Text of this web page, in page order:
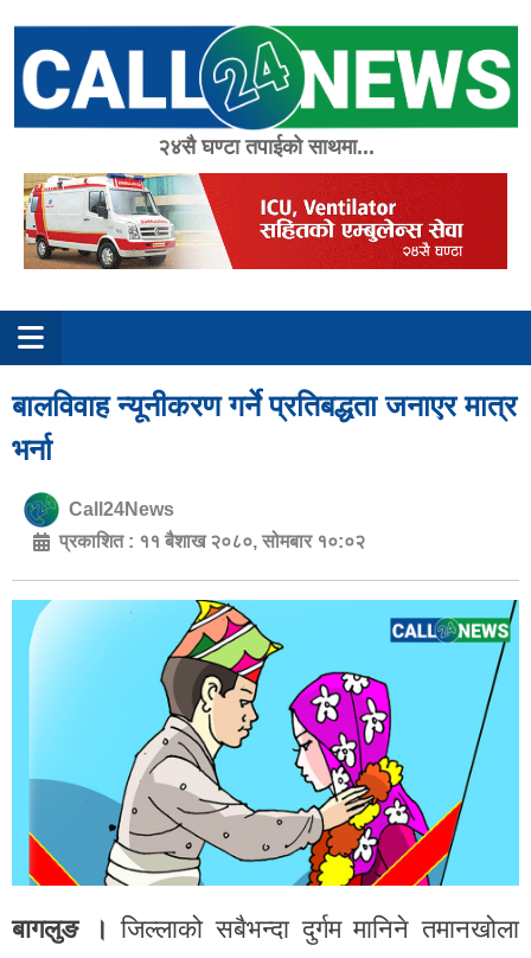
content
२४सै घण्टा तपाईको साथमा...
बालविवाह न्यूनीकरण गर्ने प्रतिबद्धता जनाएर मात्र
भर्ना
Call24News
प्रकाशित : ११ बैशाख २०८०, सोमबार १०:०२
बागलुङ । जिल्लाको सबैभन्दा दुर्गम मानिने तमानखोला